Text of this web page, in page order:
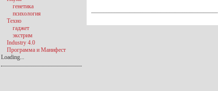
генетика
психология
Техно
гаджет
экстрим
Industry 4.0
Программа и Манифест
Loading...